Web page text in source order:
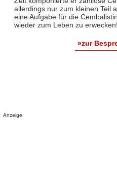
allerdings nur zum kleinen Teil
eine Aufgabe für die
wieder zum Leben zu erwecken!
»zur
Anzeige